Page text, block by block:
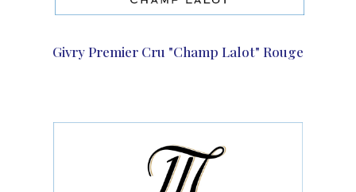
Givry Premier Cru "Champ Lalot" Rouge